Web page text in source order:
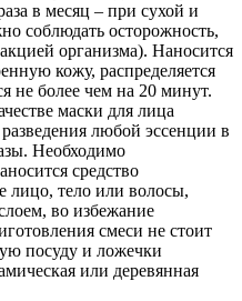
в месяц – при сухой и
соблюдать осторожность,
организма). Наносится
кожу, распределяется
не более чем на 20 минут.
маски для лица
любой эссенции в
Необходимо
средство
лицо, тело или волосы,
во избежание
смеси не стоит
посуду и ложечки
или деревянная